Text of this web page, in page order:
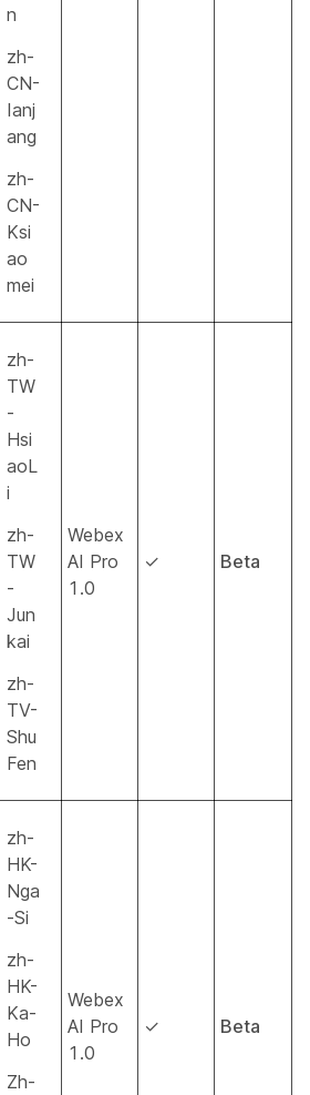
n
zh-
CN-
Ianj
ang
zh-
CN-
Ksi
ao
mei
zh-
TW
-
Hsi
aoL
i
zh-
TW
-
Jun
kai
zh-
TV-
Shu
Fen
Webex
AI Pro
1.0
✓ Beta
zh-
HK-
Nga
-Si
zh-
HK-
Ka-
Ho
Zh-
Webex
AI Pro
1.0
✓ Beta